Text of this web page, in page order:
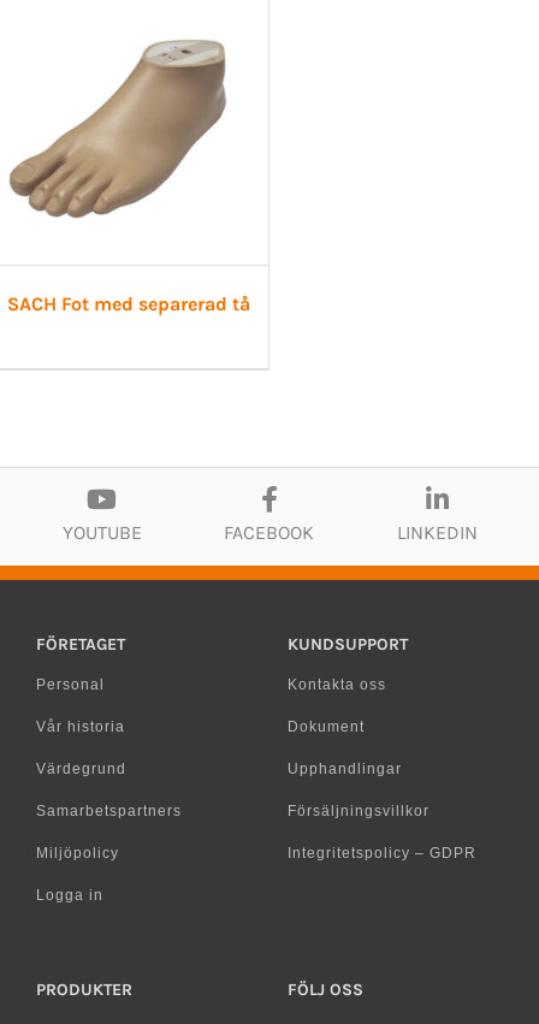
SACH Fot med separerad tå
YOUTUBE FACEBOOK LINKEDIN
FÖRETAGET
Personal
Vår historia
Värdegrund
Samarbetspartners
Miljöpolicy
Logga in
KUNDSUPPORT
Kontakta oss
Dokument
Upphandlingar
Försäljningsvillkor
Integritetspolicy – GDPR
PRODUKTER FÖLJ OSS